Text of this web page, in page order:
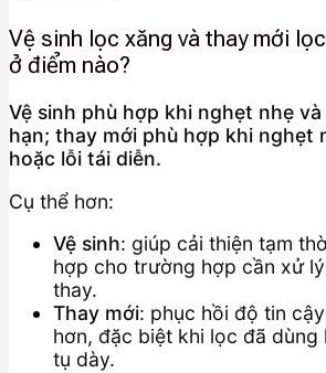
Vệ sinh lọc xăng và thay mới
ở điểm nào?
Vệ sinh phù hợp khi nghẹt nhẹ
hạn; thay mới phù hợp khi nghẹt
hoặc lỗi tái diễn.
Cụ thể hơn:
Vệ sinh: giúp cải thiện tạm
hợp cho trường hợp cần xử
thay.
Thay mới: phục hồi độ tin
hơn, đặc biệt khi lọc đã dùng
tụ dày.